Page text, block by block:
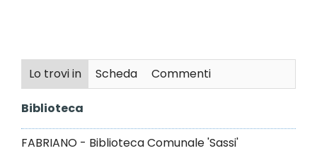
Lo trovi in Scheda Commenti
Biblioteca
FABRIANO - Biblioteca Comunale 'Sassi'